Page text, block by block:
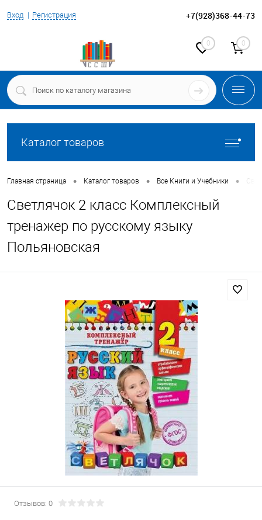
Вход Регистрация +7(928)368-44-73
0 0
Каталог товаров
Главная страница • Каталог товаров • Все Книги и Учебники •
Светлячок 2 класс Комплексный
тренажер по русскому языку
Польяновская
Отзывов: 0